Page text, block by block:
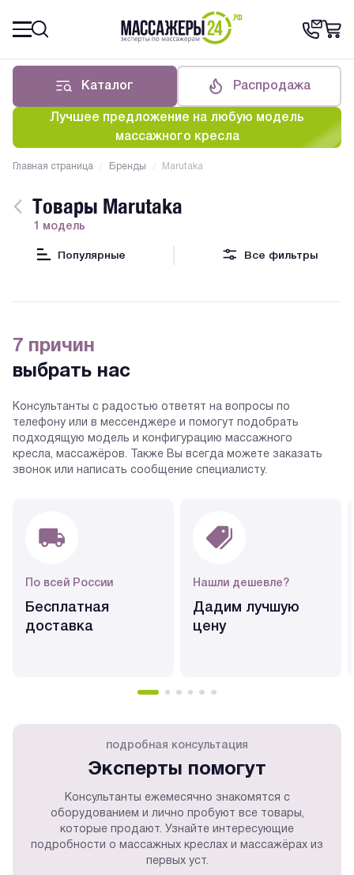
Каталог Распродажа
Лучшее предложение на любую модель
массажного кресла
Главная страница / Бренды / Marutaka
Товары Marutaka
1 модель
Популярные Все фильтры
7 причин
выбрать нас
Консультанты с радостью ответят на вопросы по
телефону или в мессенджере и помогут подобрать
подходящую модель и конфигурацию массажного
кресла, массажёров. Также Вы всегда можете заказать
звонок или написать сообщение специалисту.
По всей России
Бесплатная
доставка
Нашли дешевле?
Дадим лучшую
цену
подробная консультация
Эксперты помогут
Консультанты ежемесячно знакомятся с
оборудованием и лично пробуют все товары,
которые продают. Узнайте интересующие
подробности о массажных креслах и массажёрах из
первых уст.